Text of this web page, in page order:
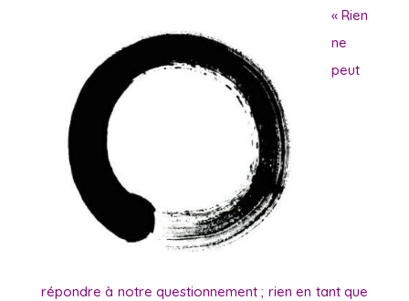
« Rien
ne
peut
répondre à notre questionnement ; rien en tant que